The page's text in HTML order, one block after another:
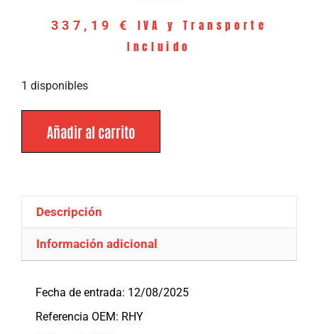
337,19 €
IVA y Transporte
Incluido
1 disponibles
Añadir al carrito
Descripción
Información adicional
Fecha de entrada: 12/08/2025
Referencia OEM: RHY